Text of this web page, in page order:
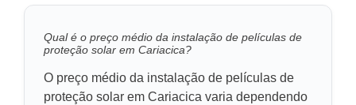
Qual é o preço médio da instalação de películas de
proteção solar em Cariacica?
O preço médio da instalação de películas de
proteção solar em Cariacica varia dependendo